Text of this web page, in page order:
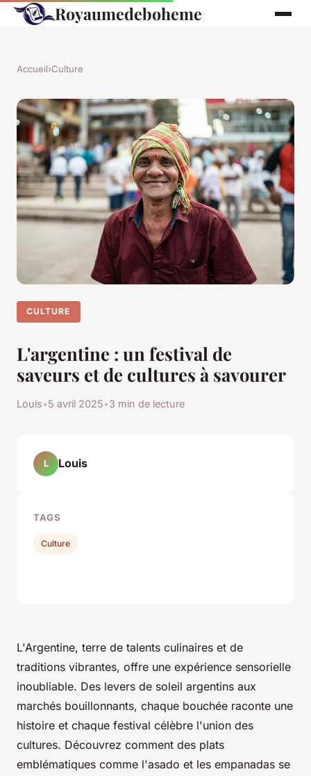
Royaumedeboheme
Accueil›Culture
CULTURE
L'argentine : un festival de
saveurs et de cultures à savourer
Louis•5 avril 2025•3 min de lecture
L'Argentine, terre de talents culinaires et de
traditions vibrantes, offre une expérience sensorielle
inoubliable. Des levers de soleil argentins aux
marchés bouillonnants, chaque bouchée raconte une
histoire et chaque festival célèbre l'union des
cultures. Découvrez comment des plats
emblématiques comme l'asado et les empanadas se
L Louis
TAGS
Culture